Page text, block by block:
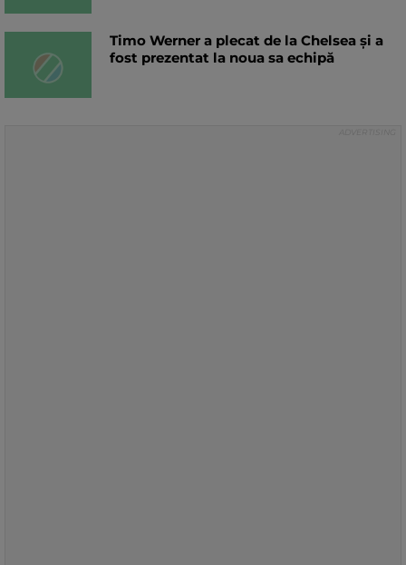
Timo Werner a plecat de la Chelsea și a
fost prezentat la noua sa echipă